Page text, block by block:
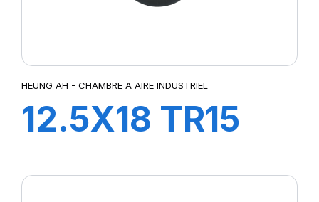
HEUNG AH - CHAMBRE A AIRE INDUSTRIEL
12.5X18 TR15